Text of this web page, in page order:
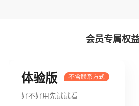
会员专属权
体验版
好不好用先试试看